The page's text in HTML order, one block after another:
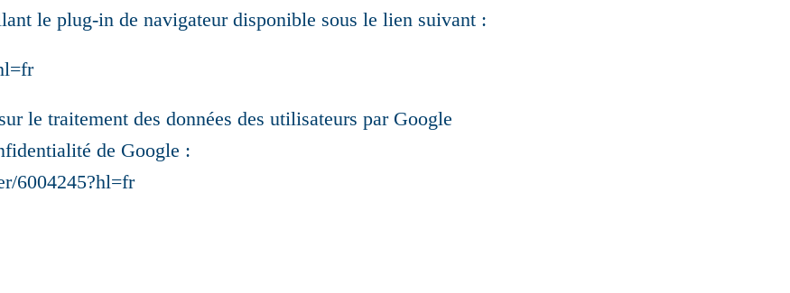
le plug-in de navigateur disponible sous le lien suivant :
le traitement des données des utilisateurs par Google
de Google :
6004245?hl=fr